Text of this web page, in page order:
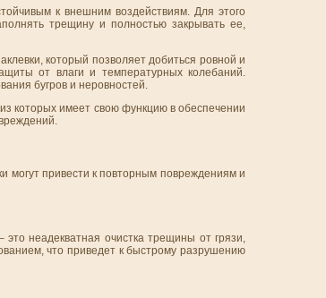
к внешним воздействиям. Для этого
трещину и полностью закрывать ее,
который позволяет добиться ровной и
от влаги и температурных колебаний.
бугров и неровностей.
которых имеет свою функцию в обеспечении
могут привести к повторным повреждениям и
неадекватная очистка трещины от грязи,
что приведет к быстрому разрушению